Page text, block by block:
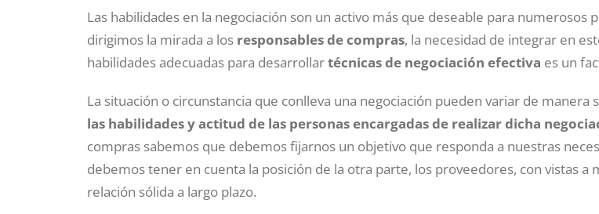
Las habilidades en la negociación son un activo más que deseable para numerosos
dirigimos la mirada a los responsables de compras, la necesidad de integrar en
habilidades adecuadas para desarrollartécnicas de negociación efectiva es un
La situación o circunstancia que conlleva una negociación pueden variar de manera
las habilidades y actitud de las personas encargadas de realizar dicha
compras sabemos que debemos fijarnos un objetivo que responda a nuestras
debemos tener en cuenta la posición de la otra parte, los proveedores, con vistas a
relación sólida a largo plazo.